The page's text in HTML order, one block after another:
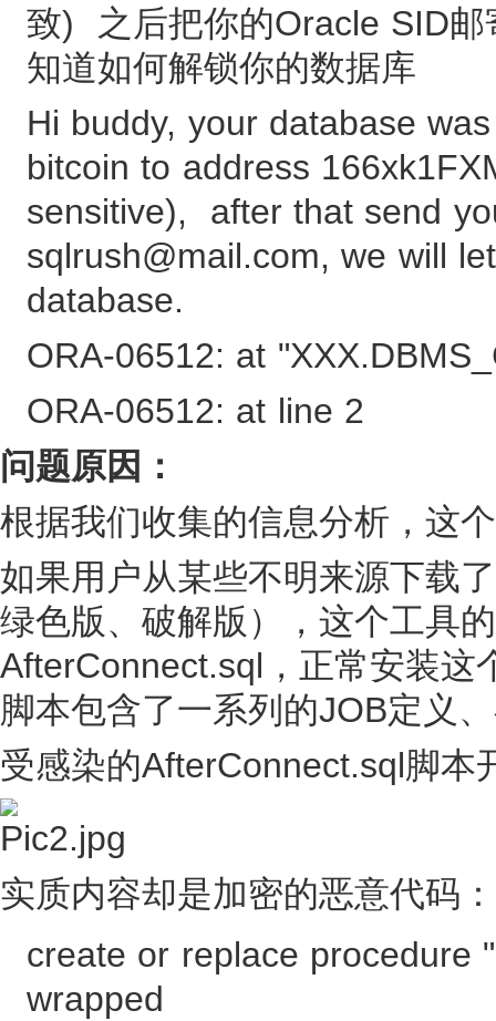
致) 之后把你的Oracle SID
知道如何解锁你的数据库
Hi buddy, your database
bitcoin to address
sensitive), after that send
sqlrush@mail.com, we will
database.
ORA-06512: at
ORA-06512: at line 2
问题原因：
根据我们收集的信息分析，这
如果用户从某些不明来源下载
绿色版、破解版），这个工具
AfterConnect.sql，正常安装这
脚本包含了一系列的JOB定义
受感染的AfterConnect.sql脚本
实质内容却是加密的恶意代码：
create or replace
wrapped